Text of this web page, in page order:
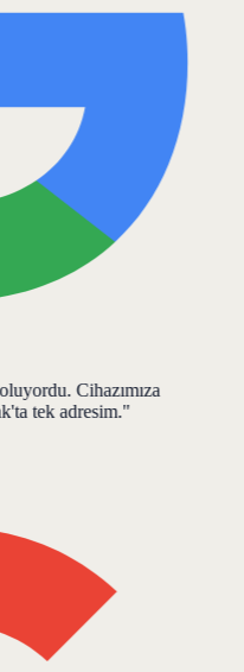
Cihazımıza
tek adresim."